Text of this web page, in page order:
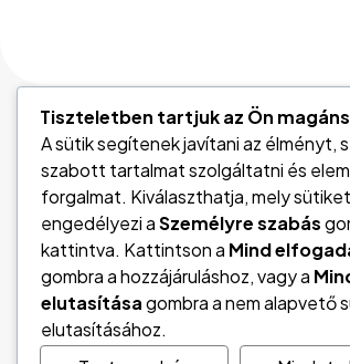
Vedd fel velünk
Kapcsolat
Tiszteletben tartjuk az Ön
A sütik segítenek javítani az élményt,
szabott tartalmat szolgáltatni és
forgalmat. Kiválaszthatja, mely sütiket
engedélyezi aSzemélyre szabás
kattintva. Kattintson a Mind
gombra a hozzájáruláshoz, vagy a
elutasításagombra a nem alapvető
elutasításához.